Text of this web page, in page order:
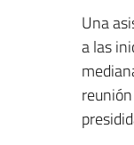
Una
a las